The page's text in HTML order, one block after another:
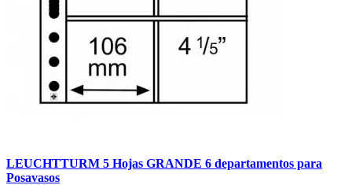
LEUCHTTURM 5 Hojas GRANDE 6 departamentos para
Posavasos